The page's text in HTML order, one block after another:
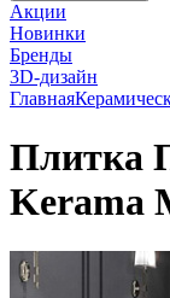
Акции
Новинки
Бренды
3D-дизайн
Главная
Плитка
Kerama